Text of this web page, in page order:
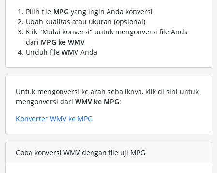
Pilih file MPG yang ingin Anda konversi
Ubah kualitas atau ukuran (opsional)
Klik "Mulai konversi" untuk mengonversi file Anda
dari MPG ke WMV
Unduh file WMVAnda
Untuk mengonversi ke arah sebaliknya, klik di sini untuk
mengonversi dari WMV ke MPG:
Konverter WMV ke MPG
Coba konversi WMV dengan file uji MPG